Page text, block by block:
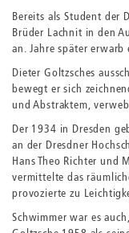
Bereits als Student der
Brüder Lachnit in den
an. Jahre später
Dieter Goltzsches
bewegt er sich
und Abstraktem,
Der 1934 in Dresden
an der Dresdner
Hans Theo Richter und
vermittelte das
provozierte zu
Schwimmer war es